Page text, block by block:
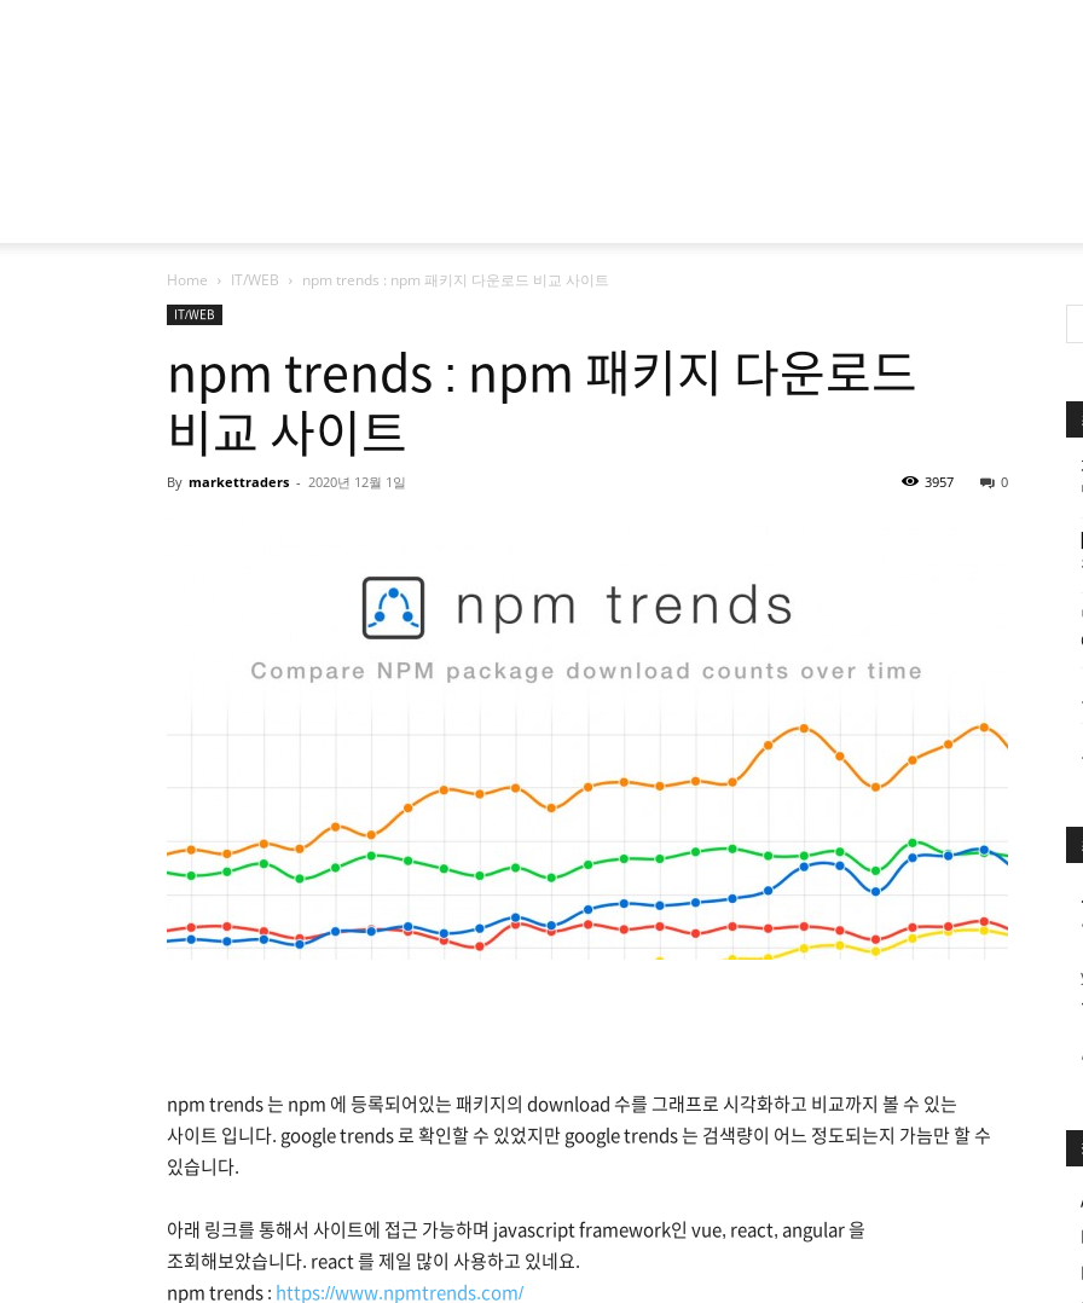
Home IT/WEB npm trends : npm 패키지 다운로드 비교 사이트
IT/WEB
npm trends : npm 패키지 다운로드
비교 사이트
By markettraders - 2020년 12월 1일 0
3957
npm trends 는 npm 에 등록되어있는 패키지의 download 수를 그래프로 시각화하고 비교까지 볼 수 있는
사이트 입니다. google trends 로 확인할 수 있었지만 google trends 는 검색량이 어느 정도되는지 가늠만 할 수
있습니다.
아래 링크를 통해서 사이트에 접근 가능하며 javascript framework인 vue, react, angular 을
조회해보았습니다. react 를 제일 많이 사용하고 있네요.
npm trends : https://www.npmtrends.com/